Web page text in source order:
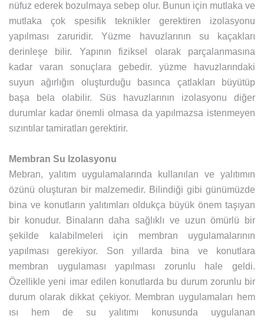
nüfuz ederek bozulmaya sebep olur. Bunun için mutlaka ve
mutlaka çok spesifik teknikler gerektiren izolasyonu
yapılması zaruridir. Yüzme havuzlarının su kaçakları
derinleşe bilir. Yapının fiziksel olarak parçalanmasına
kadar varan sonuçlara gebedir. yüzme havuzlarındaki
suyun ağırlığın oluşturduğu basınca çatlakları büyütüp
başa bela olabilir. Süs havuzlarının izolasyonu diğer
durumlar kadar önemli olmasa da yapılmazsa istenmeyen
sızıntılar tamiratları gerektirir.
Membran Su Izolasyonu
Mebran, yalıtım uygulamalarında kullanılan ve yalıtımın
özünü oluşturan bir malzemedir. Bilindiği gibi günümüzde
bina ve konutların yalıtımları oldukça büyük önem taşıyan
bir konudur. Binaların daha sağlıklı ve uzun ömürlü bir
şekilde kalabilmeleri için membran uygulamalarının
yapılması gerekiyor. Son yıllarda bina ve konutlara
membran uygulaması yapılması zorunlu hale geldi.
Özellikle yeni imar edilen konutlarda bu durum zorunlu bir
durum olarak dikkat çekiyor. Membran uygulamaları hem
ısı hem de su yalıtımı konusunda uygulanan